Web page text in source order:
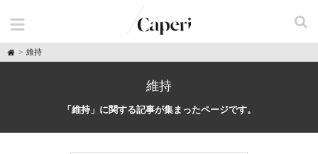
H
o
維持
維持
「維持」に関する記事が集まったページです。